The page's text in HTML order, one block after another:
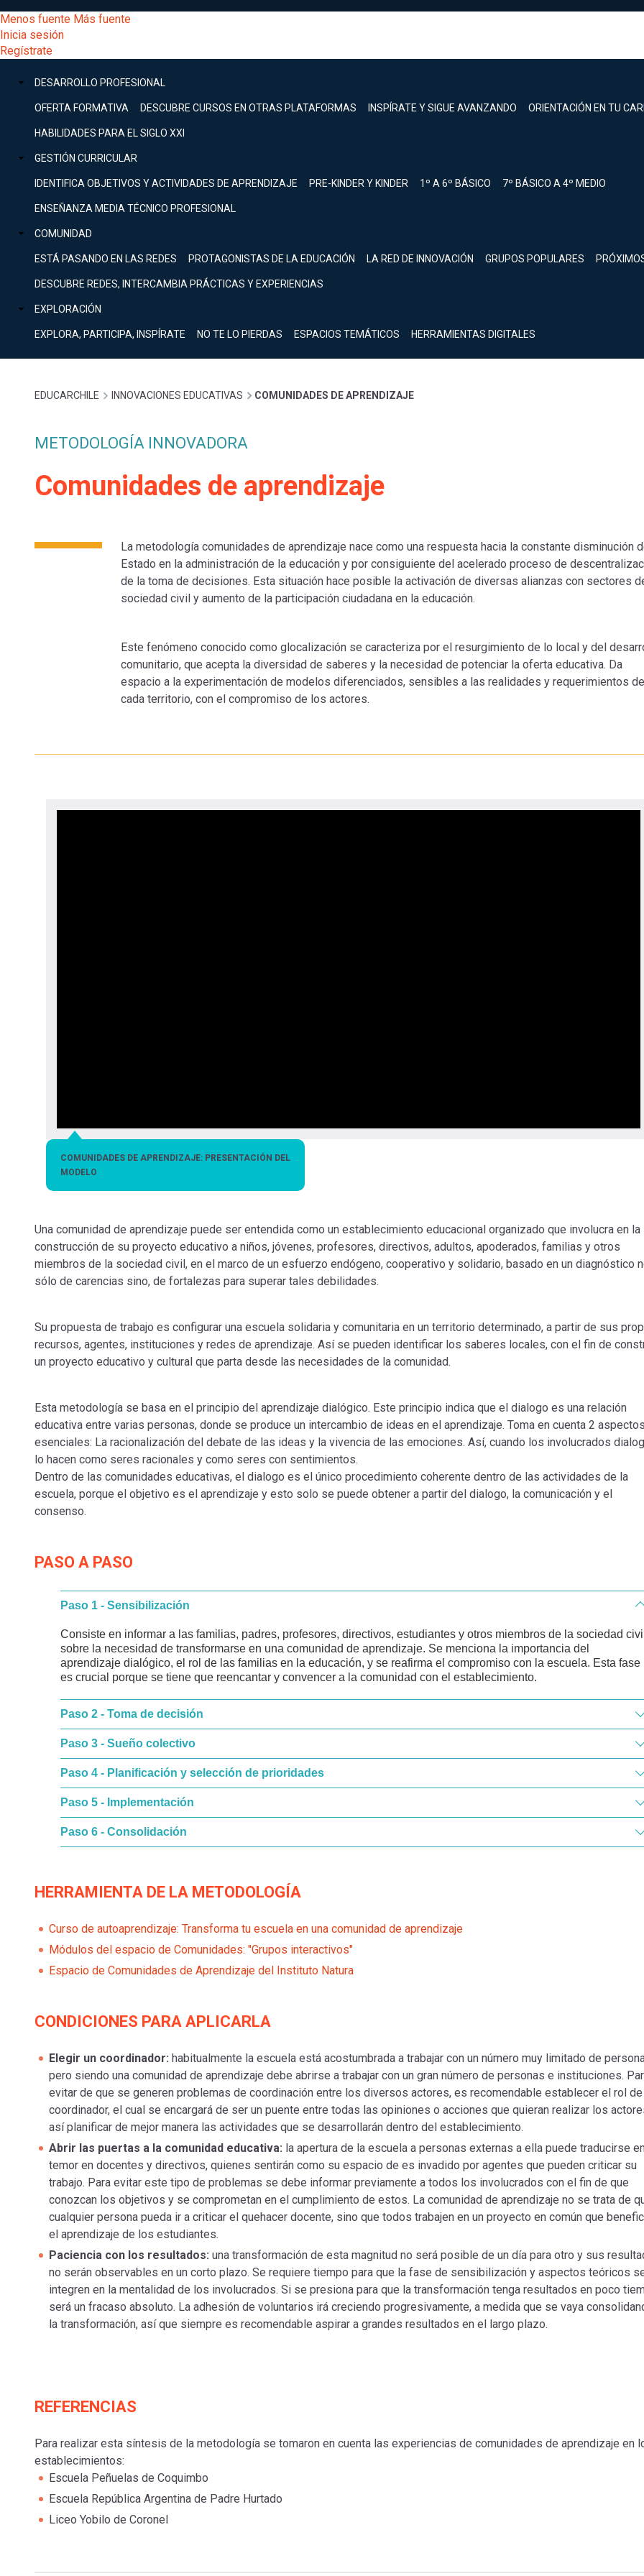
al
contenido
principal
[Educarchile
Escritorio]
Menú
entrar
mi
cuenta
Menos fuente Más fuente
Inicia sesión
Regístrate
Menú
principal
DESARROLLO PROFESIONAL
OFERTA FORMATIVA DESCUBRE CURSOS EN OTRAS PLATAFORMAS INSPÍRATE Y SIGUE AVANZANDO ORIENTACIÓN EN TU
HABILIDADES PARA EL SIGLO XXI
GESTIÓN CURRICULAR
IDENTIFICA OBJETIVOS Y ACTIVIDADES DE APRENDIZAJE PRE-KINDER Y KINDER 1º A 6º BÁSICO 7º BÁSICO A 4º MEDIO
ENSEÑANZA MEDIA TÉCNICO PROFESIONAL
COMUNIDAD
ESTÁ PASANDO EN LAS REDES PROTAGONISTAS DE LA EDUCACIÓN LA RED DE INNOVACIÓN GRUPOS POPULARES
DESCUBRE REDES, INTERCAMBIA PRÁCTICAS Y EXPERIENCIAS
EXPLORACIÓN
EXPLORA, PARTICIPA, INSPÍRATE NO TE LO PIERDAS ESPACIOS TEMÁTICOS HERRAMIENTAS DIGITALES
Buscar
Menú
principal
DESARROLLO
Expand
GESTIÓN
Expand
COMUNIDAD
Expand
EXPLORACIÓN
[Educarchile
Mobile]
Menú
cuenta
Inicia
Sobrescribir
enlaces
de
ayuda
navegación
EDUCARCHILE INNOVACIONES EDUCATIVAS COMUNIDADES DE APRENDIZAJE
METODOLOGÍA INNOVADORA
Comunidades de aprendizaje
La metodología comunidades de aprendizaje nace como una respuesta hacia la constante disminución
Estado en la administración de la educación y por consiguiente del acelerado proceso de
de la toma de decisiones. Esta situación hace posible la activación de diversas alianzas con sectores
sociedad civil y aumento de la participación ciudadana en la educación.
Este fenómeno conocido como glocalización se caracteriza por el resurgimiento de lo local y del
comunitario, que acepta la diversidad de saberes y la necesidad de potenciar la oferta educativa. Da
espacio a la experimentación de modelos diferenciados, sensibles a las realidades y requerimientos de
cada territorio, con el compromiso de los actores.
COMUNIDADES DE APRENDIZAJE: PRESENTACIÓN DEL
MODELO
Una comunidad de aprendizaje puede ser entendida como un establecimiento educacional organizado que involucra en la
construcción de su proyecto educativo a niños, jóvenes, profesores, directivos, adultos, apoderados, familias y otros
miembros de la sociedad civil, en el marco de un esfuerzo endógeno, cooperativo y solidario, basado en un diagnóstico
sólo de carencias sino, de fortalezas para superar tales debilidades.
Su propuesta de trabajo es configurar una escuela solidaria y comunitaria en un territorio determinado, a partir de sus
recursos, agentes, instituciones y redes de aprendizaje. Así se pueden identificar los saberes locales, con el fin de
un proyecto educativo y cultural que parta desde las necesidades de la comunidad.
Esta metodología se basa en el principio del aprendizaje dialógico. Este principio indica que el dialogo es una relación
educativa entre varias personas, donde se produce un intercambio de ideas en el aprendizaje. Toma en cuenta 2
esenciales: La racionalización del debate de las ideas y la vivencia de las emociones. Así, cuando los involucrados
lo hacen como seres racionales y como seres con sentimientos.
Dentro de las comunidades educativas, el dialogo es el único procedimiento coherente dentro de las actividades de la
escuela, porque el objetivo es el aprendizaje y esto solo se puede obtener a partir del dialogo, la comunicación y el
consenso.
PASO A PASO
Paso 1 - Sensibilización
Consiste en informar a las familias, padres, profesores, directivos, estudiantes y otros miembros de la sociedad
sobre la necesidad de transformarse en una comunidad de aprendizaje. Se menciona la importancia del
aprendizaje dialógico, el rol de las familias en la educación, y se reafirma el compromiso con la escuela. Esta fase
es crucial porque se tiene que reencantar y convencer a la comunidad con el establecimiento.
Paso 2 - Toma de decisión
Paso 3 - Sueño colectivo
Paso 4 - Planificación y selección de prioridades
Paso 5 - Implementación
Paso 6 - Consolidación
HERRAMIENTA DE LA METODOLOGÍA
Curso de autoaprendizaje: Transforma tu escuela en una comunidad de aprendizaje
Módulos del espacio de Comunidades: "Grupos interactivos"
Espacio de Comunidades de Aprendizaje del Instituto Natura
CONDICIONES PARA APLICARLA
Elegir un coordinador: habitualmente la escuela está acostumbrada a trabajar con un número muy limitado de
pero siendo una comunidad de aprendizaje debe abrirse a trabajar con un gran número de personas e instituciones.
evitar de que se generen problemas de coordinación entre los diversos actores, es recomendable establecer el rol de
coordinador, el cual se encargará de ser un puente entre todas las opiniones o acciones que quieran realizar los
así planificar de mejor manera las actividades que se desarrollarán dentro del establecimiento.
Abrir las puertas a la comunidad educativa: la apertura de la escuela a personas externas a ella puede traducirse
temor en docentes y directivos, quienes sentirán como su espacio de es invadido por agentes que pueden criticar su
trabajo. Para evitar este tipo de problemas se debe informar previamente a todos los involucrados con el fin de que
conozcan los objetivos y se comprometan en el cumplimiento de estos. La comunidad de aprendizaje no se trata de
cualquier persona pueda ir a criticar el quehacer docente, sino que todos trabajen en un proyecto en común que
el aprendizaje de los estudiantes.
Paciencia con los resultados: una transformación de esta magnitud no será posible de un día para otro y sus
no serán observables en un corto plazo. Se requiere tiempo para que la fase de sensibilización y aspectos teóricos
integren en la mentalidad de los involucrados. Si se presiona para que la transformación tenga resultados en poco
será un fracaso absoluto. La adhesión de voluntarios irá creciendo progresivamente, a medida que se vaya
la transformación, así que siempre es recomendable aspirar a grandes resultados en el largo plazo.
REFERENCIAS
Para realizar esta síntesis de la metodología se tomaron en cuenta las experiencias de comunidades de aprendizaje en
establecimientos:
Escuela Peñuelas de Coquimbo
Escuela República Argentina de Padre Hurtado
Liceo Yobilo de Coronel
Inicia sesión.